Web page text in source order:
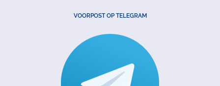
VOORPOST OP TELEGRAM